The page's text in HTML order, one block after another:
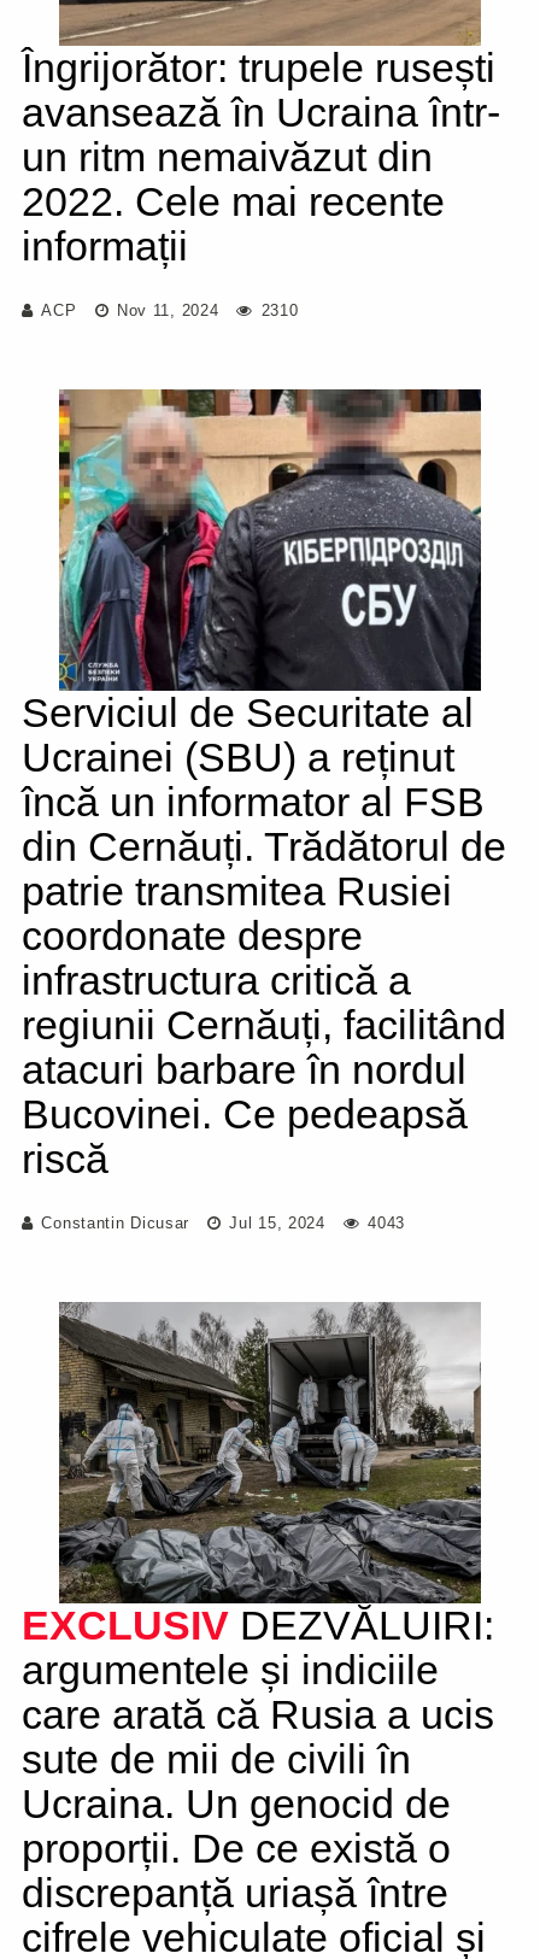
Îngrijorător: trupele rusești
avansează în Ucraina într-
un ritm nemaivăzut din
2022. Cele mai recente
informații
ACP Nov 11, 2024 2310
Serviciul de Securitate al
Ucrainei (SBU) a reținut
încă un informator al FSB
din Cernăuți. Trădătorul de
patrie transmitea Rusiei
coordonate despre
infrastructura critică a
regiunii Cernăuți, facilitând
atacuri barbare în nordul
Bucovinei. Ce pedeapsă
riscă
Constantin Dicusar Jul 15, 2024 4043
EXCLUSIV DEZVĂLUIRI:
argumentele și indiciile
care arată că Rusia a ucis
sute de mii de civili în
Ucraina. Un genocid de
proporții. De ce există o
discrepanță uriașă între
cifrele vehiculate oficial și